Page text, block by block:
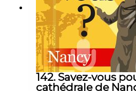
142. Savez-vous
cathédrale de